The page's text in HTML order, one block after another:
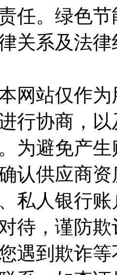
任。绿色
关系及法
网站仅作
行协商，
为避免产
认供应商
私人银行
待，谨防
遇到欺诈